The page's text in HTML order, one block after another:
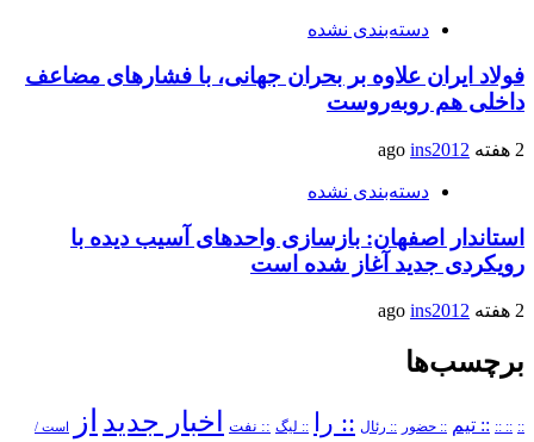
دسته‌بندی نشده
فولاد ایران علاوه بر بحران جهانی، با فشارهای مضاعف
داخلی هم روبه‌روست
2 هفته ago ins2012
دسته‌بندی نشده
استاندار اصفهان: بازسازی واحدهای آسیب دیده با
رویکردی جدید آغاز شده است
2 هفته ago ins2012
برچسب‌ها
::
:: :: :: تیم :: حضور :: رئال :: را :: لیگ :: نفت اخبار جدید از است /